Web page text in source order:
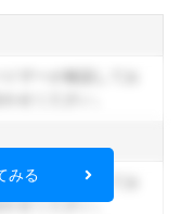
ザーが確認してお
せください。
みる